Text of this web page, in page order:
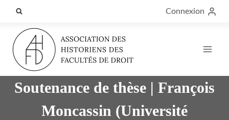
contenu
Connexion
Soutenance de thèse | François
Moncassin (Université